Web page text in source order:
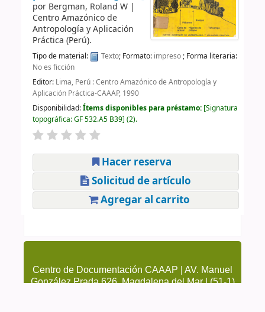
por Bergman, Roland W|
Centro Amazónico de
Antropología y Aplicación
Práctica (Perú).
Tipo de material: Texto; Formato: impreso; Forma literaria:
No es ficción
Editor: Lima, Perú : Centro Amazónico de Antropología y
Aplicación Práctica-CAAAP, 1990
Disponibilidad:Ítems disponibles para préstamo: Signatura
topográfica:GF 532.A5 B39 (2).
Hacer reserva
Solicitud de artículo
Agregar al carrito
Centro de Documentación CAAAP | AV. Manuel
González Prada 626, Magdalena del Mar | (51-1)